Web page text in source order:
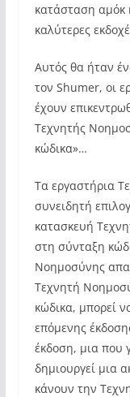
κατάσταση αμόκ
καλύτερες
Αυτός θα ήταν
τον Shumer, οι
έχουν
Τεχνητής
κώδικα»…
Τα εργαστήρια
συνειδητή
κατασκευή
στη σύνταξη
Νοημοσύνης
Τεχνητή
κώδικα, μπορεί
επόμενης
έκδοση, μια που
δημιουργεί μια
κάνουν την